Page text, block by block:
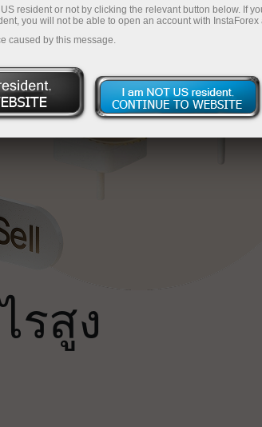
รสูง
resident or not by clicking the relevant button below. If
you will not be able to open an account with InstaForex
caused by this message.